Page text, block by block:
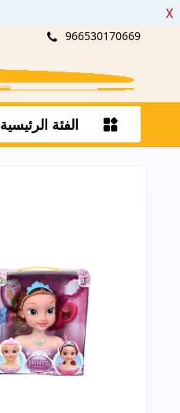
X
966530170669
الفئة الرئيسية